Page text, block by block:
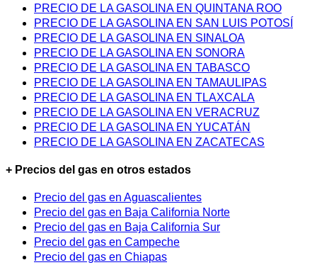
PRECIO DE LA GASOLINA EN QUINTANA ROO
PRECIO DE LA GASOLINA EN SAN LUIS POTOSÍ
PRECIO DE LA GASOLINA EN SINALOA
PRECIO DE LA GASOLINA EN SONORA
PRECIO DE LA GASOLINA EN TABASCO
PRECIO DE LA GASOLINA EN TAMAULIPAS
PRECIO DE LA GASOLINA EN TLAXCALA
PRECIO DE LA GASOLINA EN VERACRUZ
PRECIO DE LA GASOLINA EN YUCATÁN
PRECIO DE LA GASOLINA EN ZACATECAS
+ Precios del gas en otros estados
Precio del gas en Aguascalientes
Precio del gas en Baja California Norte
Precio del gas en Baja California Sur
Precio del gas en Campeche
Precio del gas en Chiapas